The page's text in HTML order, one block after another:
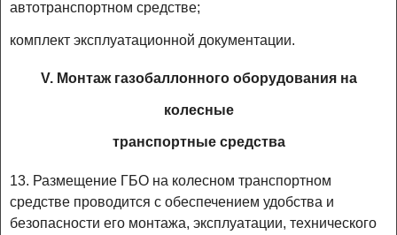
автотранспортном средстве;
комплект эксплуатационной документации.
V. Монтаж газобаллонного оборудования на
колесные
транспортные средства
13. Размещение ГБО на колесном транспортном
средстве проводится с обеспечением удобства и
безопасности его монтажа, эксплуатации, технического